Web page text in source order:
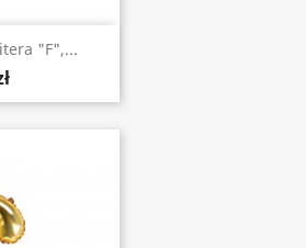
"F",...